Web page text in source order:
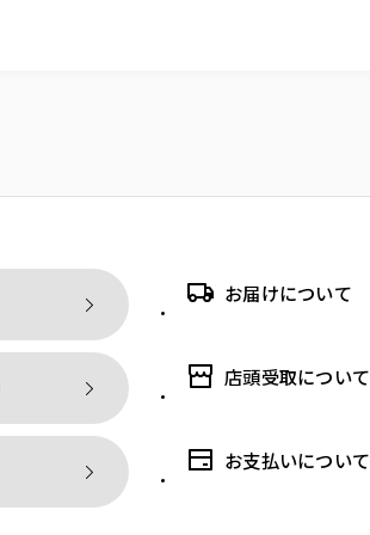
お届けについて
店頭受取について
お支払いについて